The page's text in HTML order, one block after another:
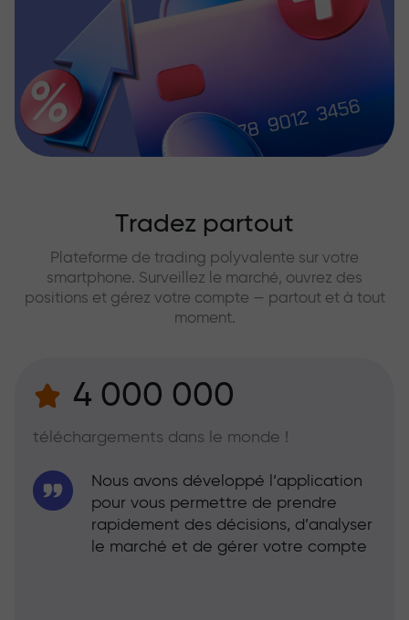
Tradez partout
Plateforme de trading polyvalente sur votre
smartphone. Surveillez le marché, ouvrez des
positions et gérez votre compte — partout et à tout
moment.
4 000 000
téléchargements dans le monde !
Nous avons développé l’application
pour vous permettre de prendre
rapidement des décisions, d’analyser
le marché et de gérer votre compte